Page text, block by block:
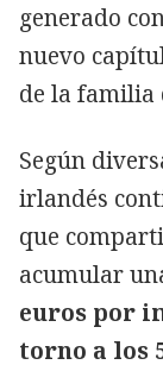
generado
nuevo
de la familia
Según
irlandés
que
acumular
euros por
torno a los